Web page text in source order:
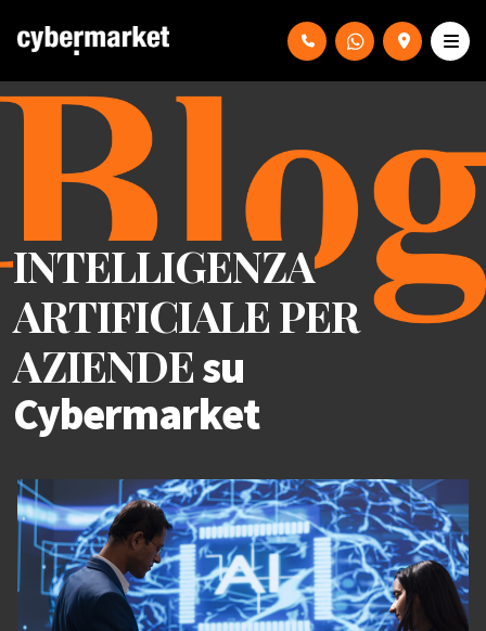
INTELLIGENZA
ARTIFICIALE PER
AZIENDEsu
Cybermarket